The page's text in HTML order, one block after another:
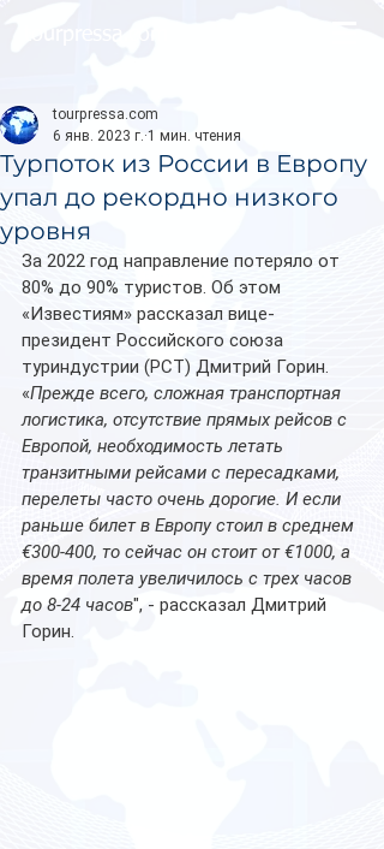
Турпоток из России в Европу
упал до рекордно низкого
уровня
tourpressa.com
6 янв. 2023 г. 1 мин. чтения
За 2022 год направление потеряло от
80% до 90% туристов. Об этом
«Известиям» рассказал вице-
президент Российского союза
туриндустрии (РСТ) Дмитрий Горин.
«Прежде всего, сложная транспортная
логистика, отсутствие прямых рейсов с
Европой, необходимость летать
транзитными рейсами с пересадками,
перелеты часто очень дорогие. И если
раньше билет в Европу стоил в среднем
€300-400, то сейчас он стоит от €1000, а
время полета увеличилось с трех часов
до 8-24 часов", - рассказал Дмитрий
Горин.